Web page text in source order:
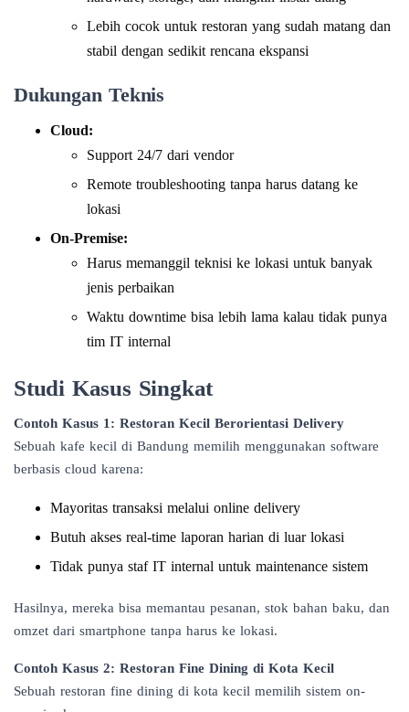
Lebih cocok untuk restoran yang sudah matang dan
stabil dengan sedikit rencana ekspansi
Dukungan Teknis
Cloud:
Support 24/7 dari vendor
Remote troubleshooting tanpa harus datang ke
lokasi
On-Premise:
Harus memanggil teknisi ke lokasi untuk banyak
jenis perbaikan
Waktu downtime bisa lebih lama kalau tidak punya
tim IT internal
Studi Kasus Singkat
Contoh Kasus 1: Restoran Kecil Berorientasi Delivery
Sebuah kafe kecil di Bandung memilih menggunakan software
berbasis cloud karena:
Mayoritas transaksi melalui online delivery
Butuh akses real-time laporan harian di luar lokasi
Tidak punya staf IT internal untuk maintenance sistem
Hasilnya, mereka bisa memantau pesanan, stok bahan baku, dan
omzet dari smartphone tanpa harus ke lokasi.
Contoh Kasus 2: Restoran Fine Dining di Kota Kecil
Sebuah restoran fine dining di kota kecil memilih sistem on-